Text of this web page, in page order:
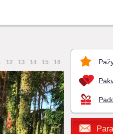
12 13 14 15 16